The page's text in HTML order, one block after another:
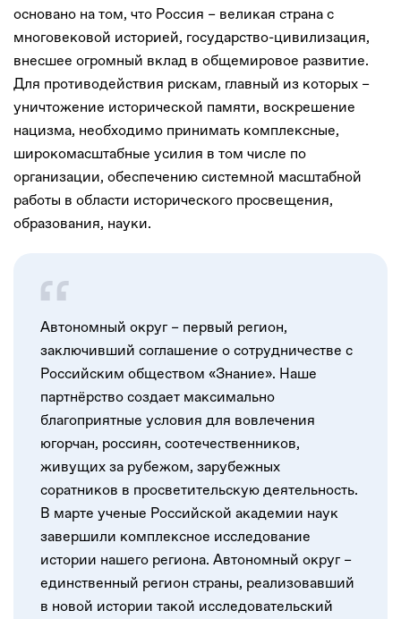
основано на том, что Россия – великая страна с
многовековой историей, государство-цивилизация,
внесшее огромный вклад в общемировое развитие.
Для противодействия рискам, главный из которых –
уничтожение исторической памяти, воскрешение
нацизма, необходимо принимать комплексные,
широкомасштабные усилия в том числе по
организации, обеспечению системной масштабной
работы в области исторического просвещения,
образования, науки.
Автономный округ – первый регион,
заключивший соглашение о сотрудничестве с
Российским обществом «Знание». Наше
партнёрство создает максимально
благоприятные условия для вовлечения
югорчан, россиян, соотечественников,
живущих за рубежом, зарубежных
соратников в просветительскую деятельность.
В марте ученые Российской академии наук
завершили комплексное исследование
истории нашего региона. Автономный округ –
единственный регион страны, реализовавший
в новой истории такой исследовательский